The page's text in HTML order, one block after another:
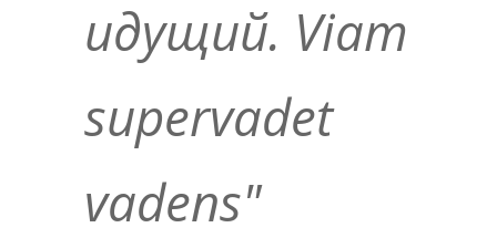
идущий. Viam
supervadet
vadens"